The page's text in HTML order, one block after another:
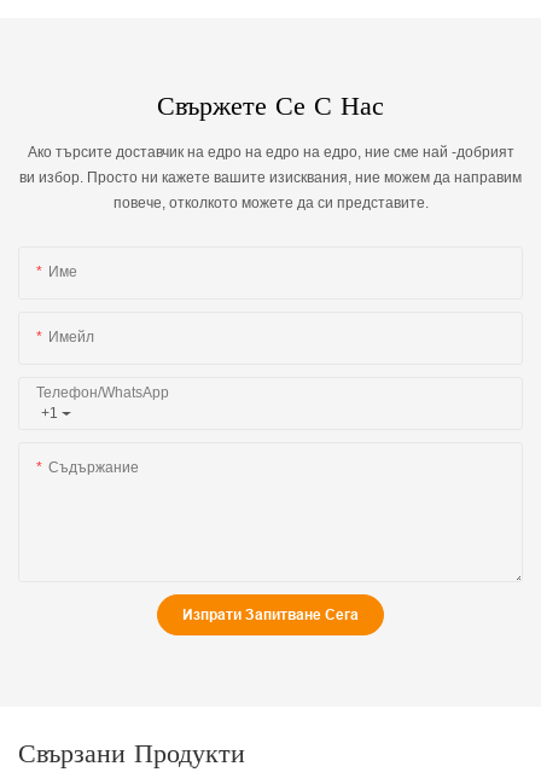
Свържете Се С Нас
Ако търсите доставчик на едро на едро на едро, ние сме най -добрият
ви избор. Просто ни кажете вашите изисквания, ние можем да направим
повече, отколкото можете да си представите.
Име
Имейл
+1
Телефон/WhatsApp
Съдържание
Изпрати Запитване Сега
Свързани Продукти